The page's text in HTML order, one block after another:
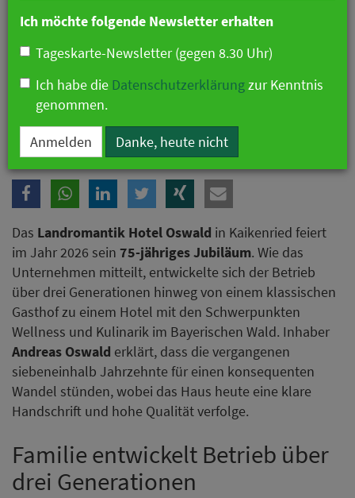
Landromantik Hotel Oswald feiert 75-jähriges Jubiläum.
Das Landromantik Hotel Oswald in Kaikenried feiert
im Jahr 2026 sein 75-jähriges Jubiläum. Wie das
Unternehmen mitteilt, entwickelte sich der Betrieb
über drei Generationen hinweg von einem klassischen
Gasthof zu einem Hotel mit den Schwerpunkten
Wellness und Kulinarik im Bayerischen Wald. Inhaber
Andreas Oswald erklärt, dass die vergangenen
siebeneinhalb Jahrzehnte für einen konsequenten
Wandel stünden, wobei das Haus heute eine klare
Handschrift und hohe Qualität verfolge.
Familie entwickelt Betrieb über
drei Generationen
Ich möchte folgende Newsletter erhalten
Tageskarte-Newsletter (gegen 8.30 Uhr)
Ich habe die Datenschutzerklärungzur Kenntnis
genommen.
Anmelden Danke, heute nicht